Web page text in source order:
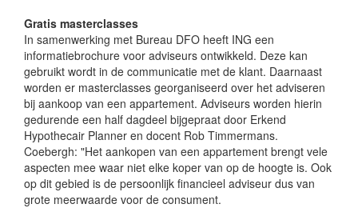
Gratis masterclasses
In samenwerking met Bureau DFO heeft ING een
informatiebrochure voor adviseurs ontwikkeld. Deze kan
gebruikt wordt in de communicatie met de klant. Daarnaast
worden er masterclasses georganiseerd over het adviseren
bij aankoop van een appartement. Adviseurs worden hierin
gedurende een half dagdeel bijgepraat door Erkend
Hypothecair Planner en docent Rob Timmermans.
Coebergh: "Het aankopen van een appartement brengt vele
aspecten mee waar niet elke koper van op de hoogte is. Ook
op dit gebied is de persoonlijk financieel adviseur dus van
grote meerwaarde voor de consument.